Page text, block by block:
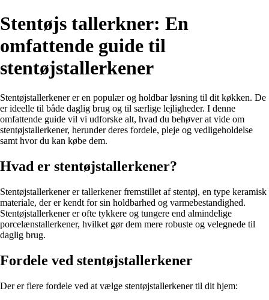
Stentøjs tallerkner: En
omfattende guide til
stentøjstallerkener
Stentøjstallerkener er en populær og holdbar løsning til dit køkken. De
er ideelle til både daglig brug og til særlige lejligheder. I denne
omfattende guide vil vi udforske alt, hvad du behøver at vide om
stentøjstallerkener, herunder deres fordele, pleje og vedligeholdelse
samt hvor du kan købe dem.
Hvad er stentøjstallerkener?
Stentøjstallerkener er tallerkener fremstillet af stentøj, en type keramisk
materiale, der er kendt for sin holdbarhed og varmebestandighed.
Stentøjstallerkener er ofte tykkere og tungere end almindelige
porcelænstallerkener, hvilket gør dem mere robuste og velegnede til
daglig brug.
Fordele ved stentøjstallerkener
Der er flere fordele ved at vælge stentøjstallerkener til dit hjem: